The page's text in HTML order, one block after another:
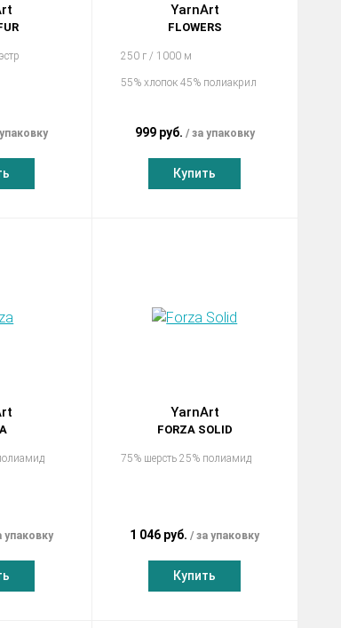
YarnArt
FLOWERS
250 г / 1000 м
55% хлопок 45% полиакрил
999 руб. за упаковку
Купить
упаковку
YarnArt
FORZA SOLID
75% шерсть 25% полиамид
1 046 руб. за упаковку
Купить